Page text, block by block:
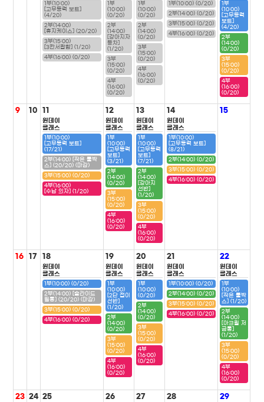
1부(10:00)
[고무동력 보트]
(4/20)
2부(14:00)
[휴지케이스] (20/20)
3부(15:00)
[3칸서랍함] (1/20)
4부(16:00) (0/20)
1부
(10:00)
(0/20)
2부
(14:00)
[강아지자
동차]
(1/20)
3부
(15:00)
(0/20)
4부
(16:00)
(0/20)
1부
(10:00)
(0/20)
2부
(14:00)
(0/20)
3부
(15:00)
(0/20)
4부
(16:00)
(0/20)
1부(10:00) (0/20)
2부(14:00) (0/20)
3부(15:00) (0/20)
4부(16:00) (0/20)
1부
(10:00)
[고무동력
보트]
(4/20)
2부
(14:00)
(0/20)
3부
(15:00)
(0/20)
4부
(16:00)
(0/20)
9 10 11
원데이
클래스
1부(10:00)
[고무동력 보트]
(17/21)
2부(14:00) [작은 툴박
스] (20/20) (마감)
3부(15:00) (0/20)
4부(16:00)
[수납 의자] (1/20)
12
원데이
클래스
1부
(10:00)
[고무동력
보트]
(3/21)
2부
(14:00)
(0/20)
3부
(15:00)
(0/20)
4부
(16:00)
(0/20)
13
원데이
클래스
1부
(10:00)
[고무동력
보트]
(7/21)
2부
(14:00)
[강아지
선반]
(1/20)
3부
(15:00)
(0/20)
4부
(16:00)
(0/20)
14
원데이
클래스
1부(10:00)
[고무동력 보트]
(8/21)
2부(14:00) (0/20)
3부(15:00) (0/20)
4부(16:00) (0/20)
15
16 17 18
원데이
클래스
1부(10:00) (0/20)
2부(14:00) [슬라이드
필통] (20/20) (마감)
3부(15:00) (0/20)
4부(16:00) (0/20)
19
원데이
클래스
1부
(10:00)
[2단 접이
선반]
(1/20)
2부
(14:00)
(0/20)
3부
(15:00)
(0/20)
4부
(16:00)
(0/20)
20
원데이
클래스
1부
(10:00)
(0/20)
2부
(14:00)
(0/20)
3부
(15:00)
(0/20)
4부
(16:00)
(0/20)
21
원데이
클래스
1부(10:00) (0/20)
2부(14:00) (0/20)
3부(15:00) (0/20)
4부(16:00) (0/20)
22
원데이
클래스
1부
(10:00)
[작은 툴박
스] (1/20)
2부
(14:00)
[아크릴 저
금통]
(1/20)
3부
(15:00)
(0/20)
4부
(16:00)
(0/20)
23 24 25 26 27 28 29